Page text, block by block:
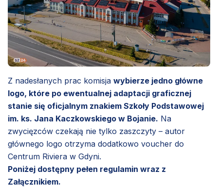
Z nadesłanych prac komisja wybierze jedno główne
logo, które po ewentualnej adaptacji graficznej
stanie się oficjalnym znakiem Szkoły Podstawowej
im. ks. Jana Kaczkowskiego w Bojanie. Na
zwycięzców czekają nie tylko zaszczyty – autor
głównego logo otrzyma dodatkowo voucher do
Centrum Riviera w Gdyni.
Poniżej dostępny pełen regulamin wraz z
Załącznikiem.